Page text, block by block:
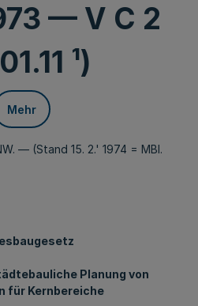
— V C 2
¹)
Mehr
— (Stand 15. 2.' 1974 = MBl.
Planung von
für Kernbereiche